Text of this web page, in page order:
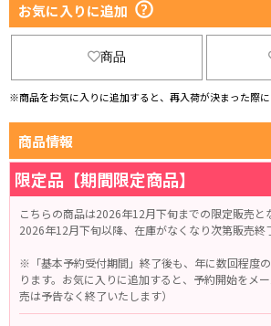
お気に入りに追加
商品
※商品をお気に入りに追加すると、再入荷が決まった際に
商品情報
限定品【期間限定商品】
こちらの商品は2026年12月下旬までの限定販売と
2026年12月下旬以降、在庫がなくなり次第販売終
※「基本予約受付期間」終了後も、年に数回程度
ります。お気に入りに追加すると、予約開始をメ
売は予告なく終了いたします）